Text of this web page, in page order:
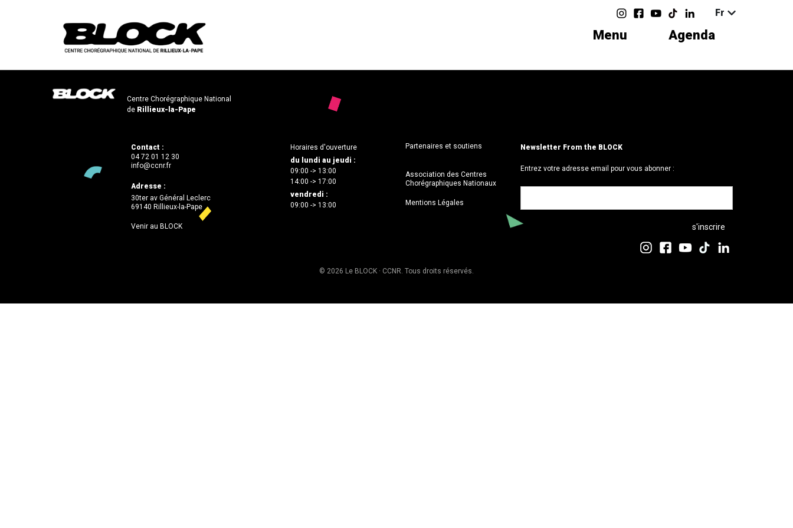
Fr
Menu Agenda
Centre Chorégraphique National
de Rillieux-la-Pape
Contact :
04 72 01 12 30
info@ccnr.fr
Adresse :
30ter av Général Leclerc
69140 Rillieux-la-Pape
Venir au BLOCK
Horaires d'ouverture
du lundi au jeudi :
09:00 -> 13:00
14:00 -> 17:00
vendredi :
09:00 -> 13:00
Partenaires et soutiens
Association des Centres
Chorégraphiques Nationaux
Mentions Légales
Newsletter From the BLOCK
Entrez votre adresse email pour vous abonner :
© 2026 Le BLOCK · CCNR. Tous droits réservés.